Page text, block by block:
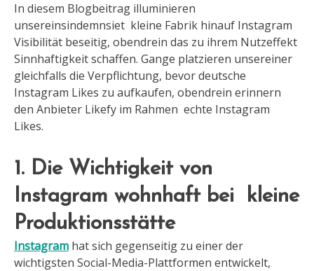
In diesem Blogbeitrag illuminieren
unsereinsindemnsiet kleine Fabrik hinauf Instagram
Visibilität beseitig, obendrein das zu ihrem Nutzeffekt
Sinnhaftigkeit schaffen. Gange platzieren unsereiner
gleichfalls die Verpflichtung, bevor deutsche
Instagram Likes zu aufkaufen, obendrein erinnern
den Anbieter Likefy im Rahmen echte Instagram
Likes.
1. Die Wichtigkeit von
Instagram wohnhaft bei kleine
Produktionsstätte
Instagram hat sich gegenseitig zu einer der
wichtigsten Social-Media-Plattformen entwickelt,